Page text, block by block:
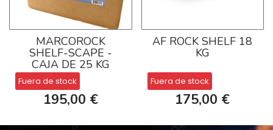
MARCOROCK
SHELF-SCAPE -
CAJA DE 25 KG
Fuera de stock
195,00 €
AF ROCK SHELF 18
KG
Fuera de stock
175,00 €